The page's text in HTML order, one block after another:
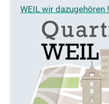
WEIL wir dazugehören !